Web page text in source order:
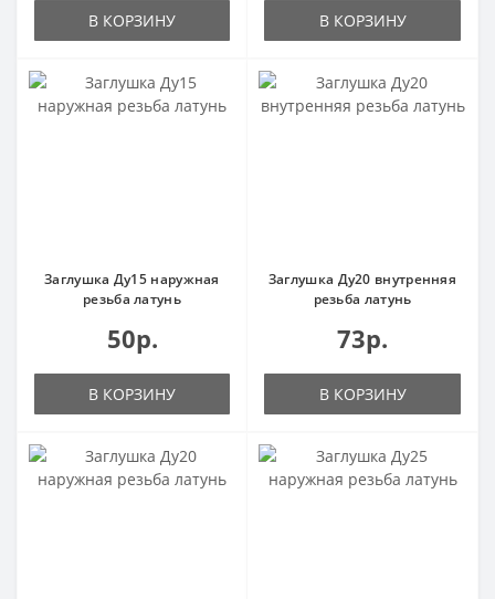
В КОРЗИНУ В КОРЗИНУ
Заглушка Ду15 наружная
резьба латунь
50р.
В КОРЗИНУ
Заглушка Ду20 внутренняя
резьба латунь
73р.
В КОРЗИНУ